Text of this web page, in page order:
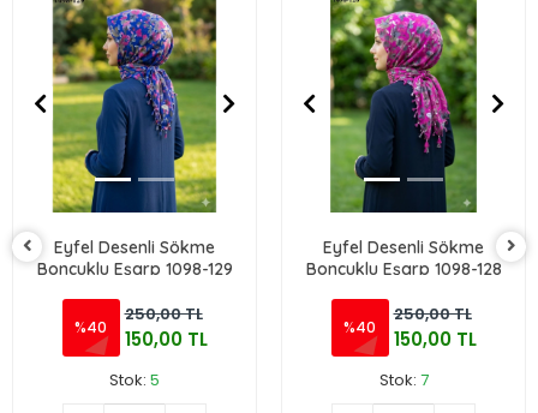
Eyfel Desenli Sökme
Boncuklu Eşarp 1098-129
%40
250,00 TL
150,00 TL
Stok: 5
Eyfel Desenli Sökme
Boncuklu Eşarp 1098-128
%40
250,00 TL
150,00 TL
Stok: 7